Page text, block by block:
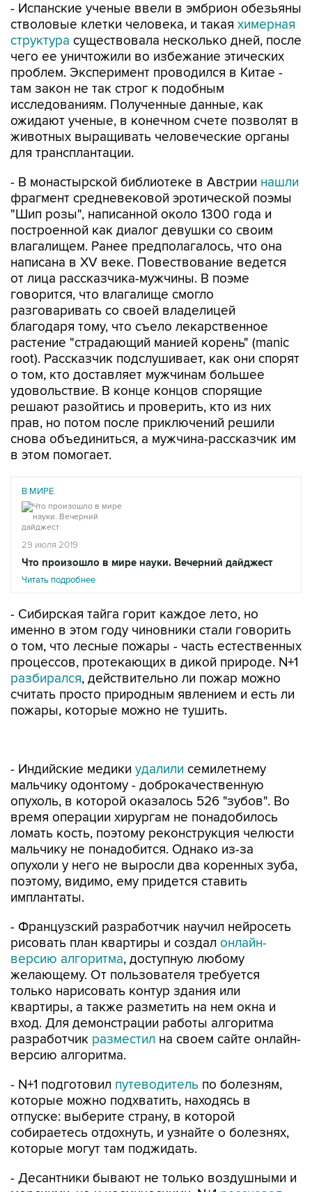
- Испанские ученые ввели в эмбрион обезьяны
стволовые клетки человека, и такая химерная
структура существовала несколько дней, после
чего ее уничтожили во избежание этических
проблем. Эксперимент проводился в Китае -
там закон не так строг к подобным
исследованиям. Полученные данные, как
ожидают ученые, в конечном счете позволят в
животных выращивать человеческие органы
для трансплантации.
- В монастырской библиотеке в Австрии нашли
фрагмент средневековой эротической поэмы
"Шип розы", написанной около 1300 года и
построенной как диалог девушки со своим
влагалищем. Ранее предполагалось, что она
написана в XV веке. Повествование ведется
от лица рассказчика-мужчины. В поэме
говорится, что влагалище смогло
разговаривать со своей владелицей
благодаря тому, что съело лекарственное
растение "страдающий манией корень" (manic
root). Рассказчик подслушивает, как они спорят
о том, кто доставляет мужчинам большее
удовольствие. В конце концов спорящие
решают разойтись и проверить, кто из них
прав, но потом после приключений решили
снова объединиться, а мужчина-рассказчик им
в этом помогает.
В МИРЕ
29 июля 2019
Что произошло в мире науки. Вечерний дайджест
Читать подробнее
- Сибирская тайга горит каждое лето, но
именно в этом году чиновники стали говорить
о том, что лесные пожары - часть естественных
процессов, протекающих в дикой природе. N+1
разбирался, действительно ли пожар можно
считать просто природным явлением и есть ли
пожары, которые можно не тушить.
опухоль, в которой оказалось 526 "зубов". Во
время операции хирургам не понадобилось
ломать кость, поэтому реконструкция челюсти
мальчику не понадобится. Однако из-за
опухоли у него не выросли два коренных зуба,
поэтому, видимо, ему придется ставить
имплантаты.
- Французский разработчик научил нейросеть
версию алгоритма, доступную любому
желающему. От пользователя требуется
только нарисовать контур здания или
квартиры, а также разметить на нем окна и
вход. Для демонстрации работы алгоритма
разработчикразместилна своем сайте онлайн-
версию алгоритма.
- N+1 подготовилпутеводитель
отпуске: выберите страну, в которой
собираетесь отдохнуть, и узнайте о болезнях,
которые могут там поджидать.
- Десантники бывают не только воздушными и
как зонды и планетоходы научились технике